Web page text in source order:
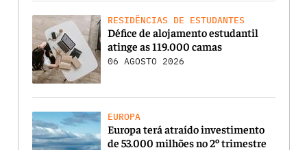
RESIDÊNCIAS DE ESTUDANTES
Défice de alojamento estudantil
atinge as 119.000 camas
06 AGOSTO 2026
EUROPA
Europa terá atraído investimento
de 53.000 milhões no 2º trimestre